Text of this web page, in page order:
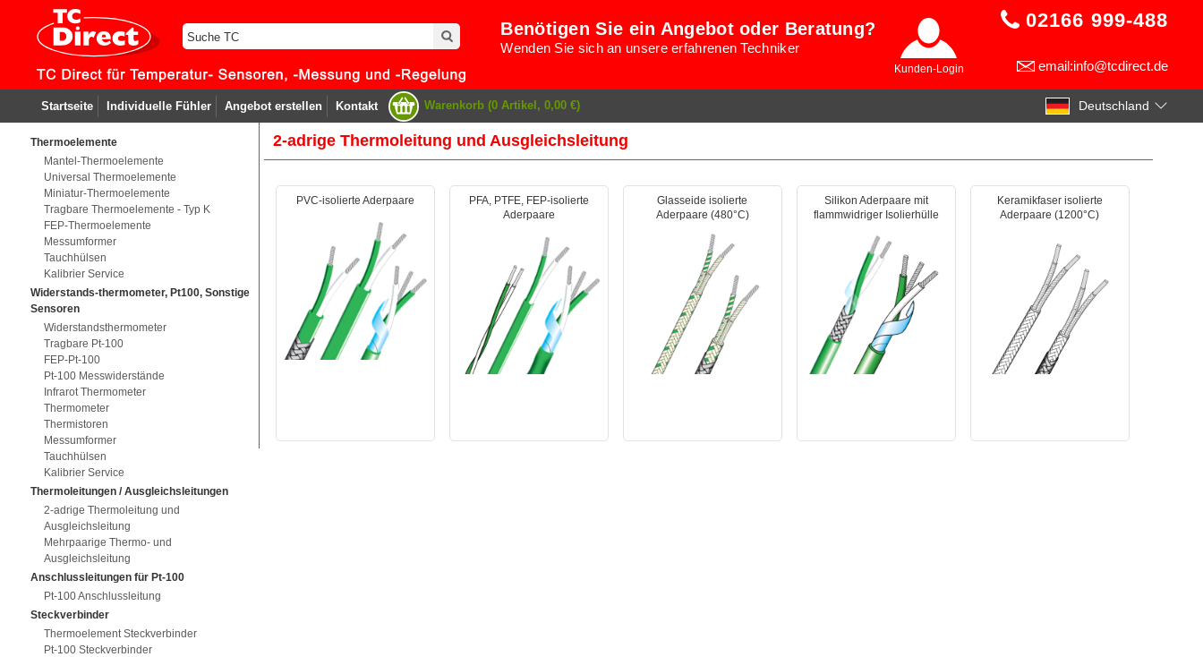
Deutschland
02166 999-488
email:info@tcdirect.de
Kunden-Login
Benötigen Sie ein Angebot oder Beratung?
Wenden Sie sich an unsere erfahrenen Techniker
Startseite Individuelle Fühler Angebot erstellen Kontakt Warenkorb (0 Artikel, 0,00 €)
Thermoelemente
Mantel-Thermoelemente
Universal Thermoelemente
Miniatur-Thermoelemente
Tragbare Thermoelemente - Typ K
FEP-Thermoelemente
Messumformer
Tauchhülsen
Kalibrier Service
Widerstands-thermometer, Pt100, Sonstige
Sensoren
Widerstandsthermometer
Tragbare Pt-100
FEP-Pt-100
Pt-100 Messwiderstände
Infrarot Thermometer
Thermometer
Thermistoren
Messumformer
Tauchhülsen
Kalibrier Service
Thermoleitungen / Ausgleichsleitungen
2-adrige Thermoleitung und
Ausgleichsleitung
Mehrpaarige Thermo- und
Ausgleichsleitung
Anschlussleitungen für Pt-100
Pt-100 Anschlussleitung
Steckverbinder
Thermoelement Steckverbinder
Pt-100 Steckverbinder
2-adrige Thermoleitung und Ausgleichsleitung
PVC-isolierte Aderpaare
PFA, PTFE, FEP-isolierte
Aderpaare
Glasseide isolierte
Aderpaare (480°C)
Silikon Aderpaare mit
flammwidriger Isolierhülle
Keramikfaser isolierte
Aderpaare (1200°C)